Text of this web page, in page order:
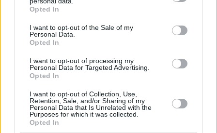
grant or deny consent to Google and its third-party tags to
use your data for below specified purposes in below Google
consent section.
Opted In
I want to opt-out of the Sale of my
Personal Data.
Opted In
I want to opt-out of processing my
Personal Data for Targeted Advertising.
Opted In
I want to opt-out of Collection, Use,
Retention, Sale, and/or Sharing of my
Personal Data that Is Unrelated with the
Purposes for which it was collected.
Opted In
Βρετανία: Στη φυλακή τρεις κατηγορούμενοι
για πρόκληση βίας - Πάνω από 100
συγκεντρώσεις διαμαρτυρίας απόψε
Ακολουθήστε το protothema.gr στο Google News
και μάθετε πρώτοι όλες τις ειδήσεις
Δείτε όλες τις τελευταίεςΕιδήσειςαπό την Ελλάδα
και τον Κόσμο, τη στιγμή που συμβαίνουν, στο
Protothema.gr